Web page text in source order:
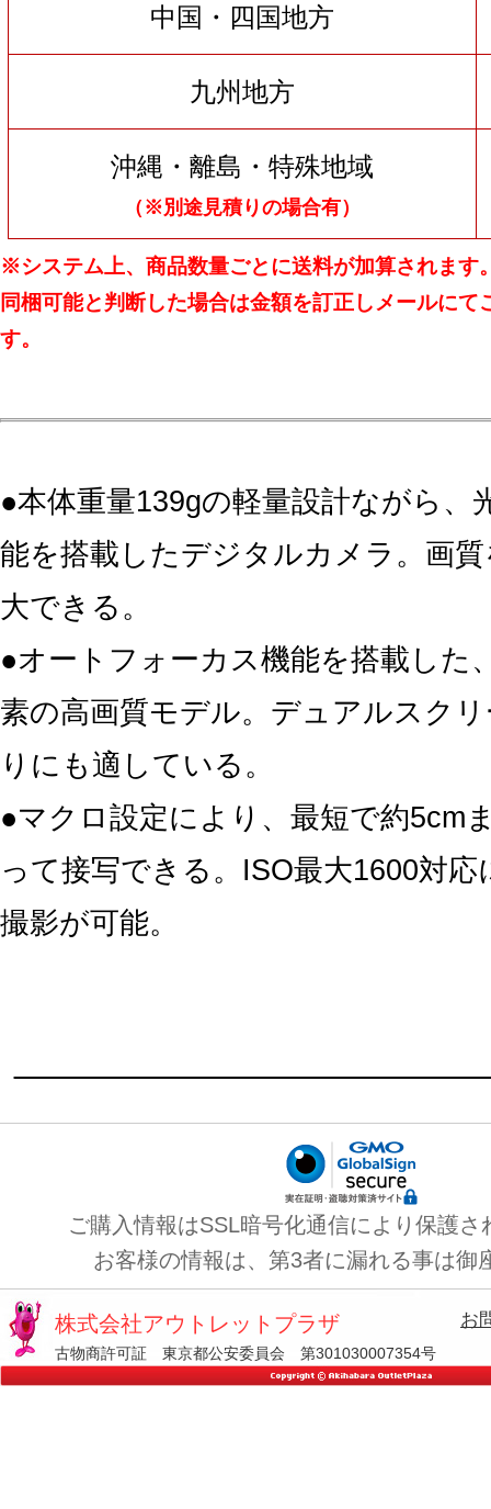
中国・四国地方
九州地方
沖縄・離島・特殊地域
（※別途見積りの場合有）
※システム上、商品数量ごとに送料が加算されます
同梱可能と判断した場合は金額を訂正しメールにて
す。
●本体重量139gの軽量設計ながら、
能を搭載したデジタルカメラ。画
大できる。
●オートフォーカス機能を搭載した
素の高画質モデル。デュアルスク
りにも適している。
●マクロ設定により、最短で約5cm
って接写できる。ISO最大1600対応
撮影が可能。
ご購入情報はSSL暗号化通信により保護さ
お客様の情報は、第3者に漏れる事は御
株式会社アウトレットプラザ
古物商許可証 東京都公安委員会 第301030007354号
お